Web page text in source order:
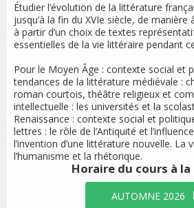
Étudier l’évolution de la littérature
jusqu’à la fin du XVIe siècle, de
à partir d’un choix de textes
essentielles de la vie littéraire pendant
Pour le Moyen Âge : contexte social et
tendances de la littérature médiévale :
roman courtois, théâtre religieux et
intellectuelle : les universités et la
Renaissance : contexte social et
lettres : le rôle de l’Antiquité et
l’invention d’une littérature nouvelle. La
l’humanisme et la rhétorique.
Horaire du cours à
AUTOMNE 2026